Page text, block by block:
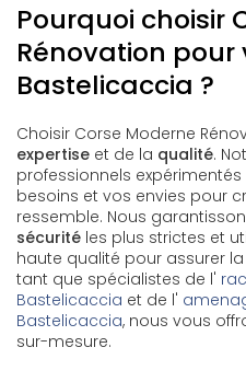
Pourquoi choisir
Rénovation
Bastelicaccia ?
Choisir Corse Moderne
expertise et de la qualité.
professionnels
besoins et vos envies pour
ressemble. Nous
sécurité les plus strictes et
haute qualité pour assurer
tant que spécialistes de l'
Bastelicaccia et de l'
Bastelicaccia, nous vous
sur-mesure.